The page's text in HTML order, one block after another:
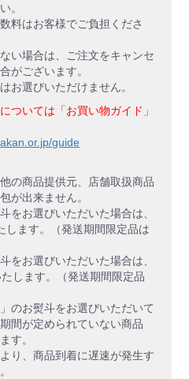
。
料はお客様でご負担くださ
い場合は、ご注文をキャンセ
がございます。
お選びいただけません。
ついては「お買い物ガイド」
guide
の商品提供元、店舗取扱商品
が出来ません。
をお選びいただいた場合は、
します。（発送期間限定品は
をお選びいただいた場合は、
します。（発送期間限定品
のお熨斗をお選びいただいて
間が定められていない商品
す。
り、商品到着に遅速が発生す